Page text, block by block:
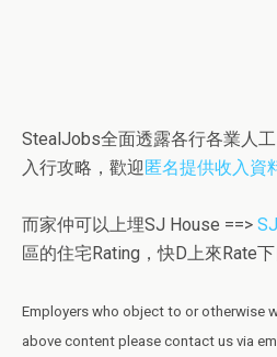
StealJobs全面透露各行各業人
入行攻略，歡迎 匿名提供收入資
而家仲可以上埋SJ House ==>
區的住宅Rating，快D上來Rate
Employers who object to or otherwise
above content please contact us via